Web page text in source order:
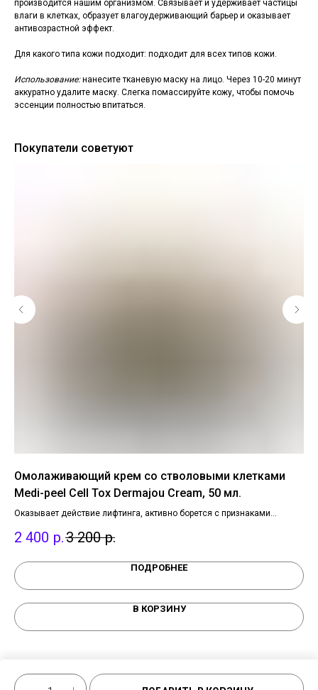
производится нашим организмом. Связывает и удерживает частицы
влаги в клетках, образует влагоудерживающий барьер и оказывает
антивозрастной эффект.
Для какого типа кожи подходит: подходит для всех типов кожи.
Использование:нанесите тканевую маску на лицо. Через 10-20 минут
аккуратно удалите маску. Слегка помассируйте кожу, чтобы помочь
эссенции полностью впитаться.
Покупатели советуют
Омолаживающий крем со стволовыми клетками
Medi-peel Cell Tox Dermajou Cream, 50 мл.
Оказывает действие лифтинга, активно борется с признаками
поддерживает здоровье эпидермиса.
2 400 р.3 200 р.
ПОДРОБНЕЕ
В КОРЗИНУ